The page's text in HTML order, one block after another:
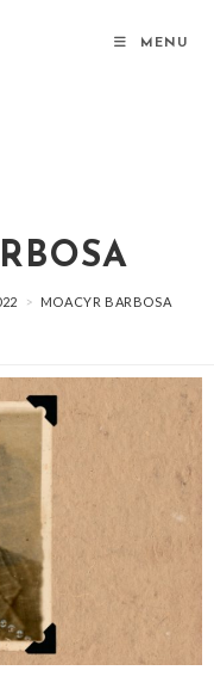
MENU
> MOACYR BARBOSA